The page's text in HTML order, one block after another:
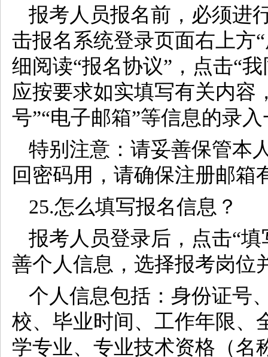
报考人员报名前，必须进
击报名系统登录页面右上方
细阅读“报名协议”，点击“
应按要求如实填写有关内容
号”“电子邮箱”等信息的录
特别注意：请妥善保管本
回密码用，请确保注册邮箱
25.怎么填写报名信息？
报考人员登录后，点击“
善个人信息，选择报考岗位
个人信息包括：身份证号
校、毕业时间、工作年限、
学专业、专业技术资格（名